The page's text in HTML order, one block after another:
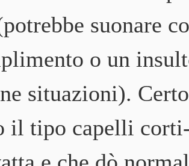
suonare
o un
situazioni).
il tipo capelli